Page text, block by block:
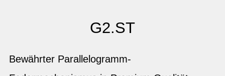
G2.ST
Bewährter Parallelogramm-